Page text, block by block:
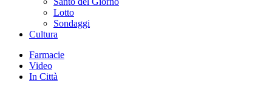
Lotto
Sondaggi
Cultura
Farmacie
Video
In Città